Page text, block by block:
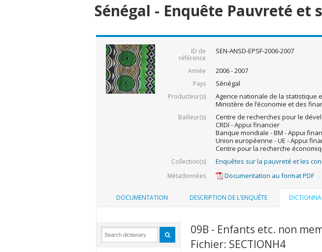
Sénégal - Enquête Pauvreté
ID de
référence
SEN-ANSD-EPSF-2006-2007
Année 2006 - 2007
Pays Sénégal
Producteur(s)
Agence nationale de la statistique
Ministère de l’économie et des
Bailleur(s)
Centre de recherches pour le
CRDI - Appui financier
Banque mondiale - BM - Appui
Union européenne - UE - Appui
Centre pour la recherche
Collection(s) Enquêtes sur la pauvreté et les
Métadonnées Documentation au format PDF
DOCUMENTATION DESCRIPTION DE L'ENQUÊTE
09B - Enfants etc. non
Fichier: SECTIONH4